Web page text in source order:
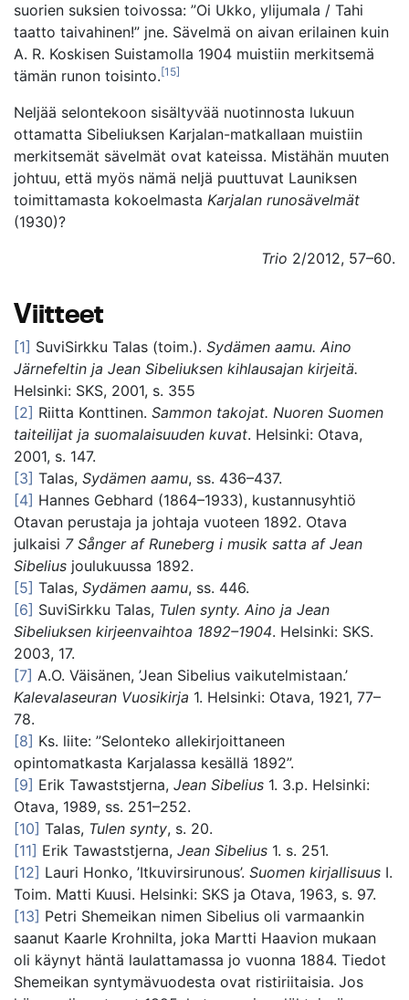
suorien suksien toivossa: ”Oi Ukko, ylijumala / Tahi
taatto taivahinen!” jne. Sävelmä on aivan erilainen kuin
A. R. Koskisen Suistamolla 1904 muistiin merkitsemä
tämän runon toisinto. [15]
Neljää selontekoon sisältyvää nuotinnosta lukuun
ottamatta Sibeliuksen Karjalan-matkallaan muistiin
merkitsemät sävelmät ovat kateissa. Mistähän muuten
johtuu, että myös nämä neljä puuttuvat Launiksen
toimittamasta kokoelmasta Karjalan runosävelmät
(1930)?
Trio 2/2012, 57–60.
Viitteet
[1] SuviSirkku Talas (toim.). Sydämen aamu. Aino
Järnefeltin ja Jean Sibeliuksen kihlausajan kirjeitä.
Helsinki: SKS, 2001, s. 355
[2] Riitta Konttinen. Sammon takojat. Nuoren Suomen
taiteilijat ja suomalaisuuden kuvat. Helsinki: Otava,
2001, s. 147.
[3] Talas, Sydämen aamu, ss. 436–437.
[4] Hannes Gebhard (1864–1933), kustannusyhtiö
Otavan perustaja ja johtaja vuoteen 1892. Otava
julkaisi 7 Sånger af Runeberg i musik satta af Jean
Sibelius joulukuussa 1892.
[5] Talas, Sydämen aamu, ss. 446.
[6] SuviSirkku Talas, Tulen synty. Aino ja Jean
Sibeliuksen kirjeenvaihtoa 1892–1904. Helsinki: SKS.
2003, 17.
[7] A.O. Väisänen, ’Jean Sibelius vaikutelmistaan.’
Kalevalaseuran Vuosikirja 1. Helsinki: Otava, 1921, 77–
78.
[8] Ks. liite: ”Selonteko allekirjoittaneen
opintomatkasta Karjalassa kesällä 1892”.
[9] Erik Tawaststjerna, Jean Sibelius 1. 3.p. Helsinki:
Otava, 1989, ss. 251–252.
[10] Talas, Tulen synty, s. 20.
[11] Erik Tawaststjerna, Jean Sibelius 1. s. 251.
[12] Lauri Honko, ’Itkuvirsirunous’. Suomen kirjallisuus I.
Toim. Matti Kuusi. Helsinki: SKS ja Otava, 1963, s. 97.
[13] Petri Shemeikan nimen Sibelius oli varmaankin
saanut Kaarle Krohnilta, joka Martti Haavion mukaan
oli käynyt häntä laulattamassa jo vuonna 1884. Tiedot
Shemeikan syntymävuodesta ovat ristiriitaisia. Jos